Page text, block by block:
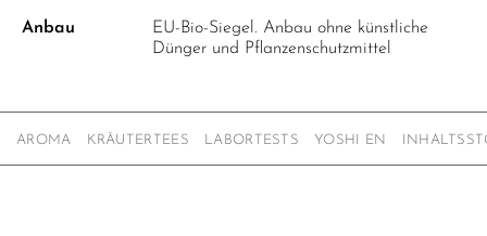
Anbau
EU-Bio-Siegel. Anbau ohne künstliche
Dünger und Pflanzenschutzmittel
AROMA KRÄUTERTEES LABORTESTS YOSHI EN